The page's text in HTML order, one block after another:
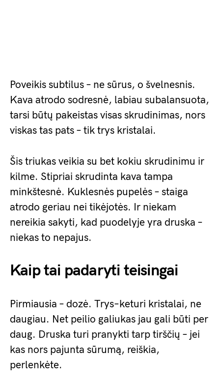
Poveikis subtilus – ne sūrus, o švelnesnis.
Kava atrodo sodresnė, labiau subalansuota,
tarsi būtų pakeistas visas skrudinimas, nors
viskas tas pats – tik trys kristalai.
Šis triukas veikia su bet kokiu skrudinimu ir
kilme. Stipriai skrudinta kava tampa
minkštesnė. Kuklesnės pupelės – staiga
atrodo geriau nei tikėjotės. Ir niekam
nereikia sakyti, kad puodelyje yra druska –
niekas to nepajus.
Kaip tai padaryti teisingai
Pirmiausia – dozė. Trys–keturi kristalai, ne
daugiau. Net peilio galiukas jau gali būti per
daug. Druska turi pranykti tarp tirščių – jei
kas nors pajunta sūrumą, reiškia,
perlenkėte.